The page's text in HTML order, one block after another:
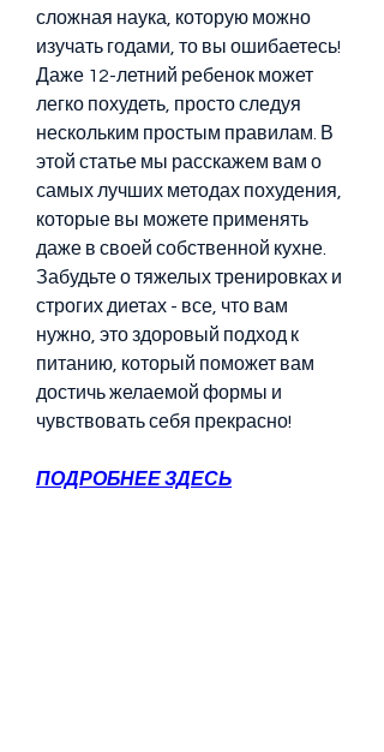
сложная наука, которую можно
изучать годами, то вы ошибаетесь!
Даже 12-летний ребенок может
легко похудеть, просто следуя
нескольким простым правилам. В
этой статье мы расскажем вам о
самых лучших методах похудения,
которые вы можете применять
даже в своей собственной кухне.
Забудьте о тяжелых тренировках и
строгих диетах - все, что вам
нужно, это здоровый подход к
питанию, который поможет вам
достичь желаемой формы и
чувствовать себя прекрасно!
ПОДРОБНЕЕ ЗДЕСЬ